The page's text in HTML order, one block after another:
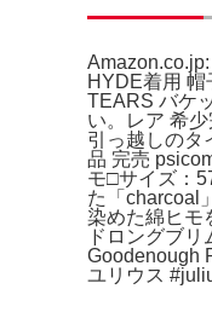
HYDE着用
TEARS バケ
い。レア 希
引っ越しのタ
品 完売
モ□サイズ：
た「charcoal
染めた綿ヒモ
ドロングブ
Goodenough
ユリウス